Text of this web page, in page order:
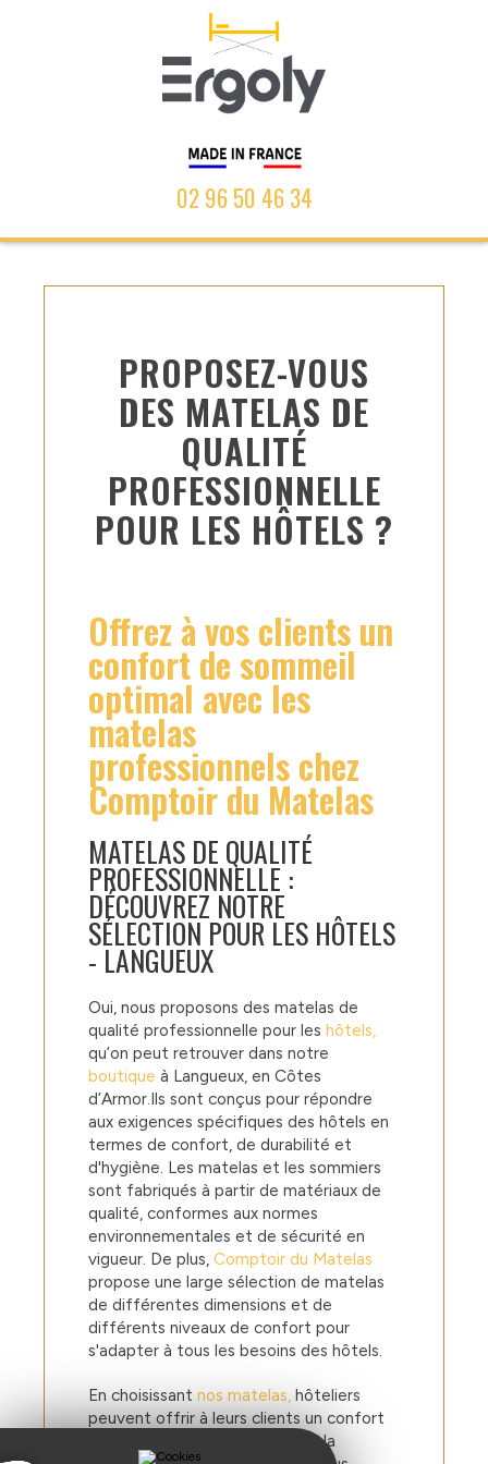
02 96 50 46 34
PROPOSEZ-VOUS
DES MATELAS DE
QUALITÉ
PROFESSIONNELLE
POUR LES HÔTELS ?
Offrez à vos clients un
confort de sommeil
optimal avec les
matelas
professionnels chez
Comptoir du Matelas
MATELAS DE QUALITÉ
PROFESSIONNELLE :
DÉCOUVREZ NOTRE
SÉLECTION POUR LES HÔTELS
- LANGUEUX
Oui, nous proposons des matelas de
qualité professionnelle pour les hôtels,
qu’on peut retrouver dans notre
boutique à Langueux, en Côtes
d’Armor.Ils sont conçus pour répondre
aux exigences spécifiques des hôtels en
termes de confort, de durabilité et
d'hygiène. Les matelas et les sommiers
sont fabriqués à partir de matériaux de
qualité, conformes aux normes
environnementales et de sécurité en
vigueur. De plus, Comptoir du Matelas
propose une large sélection de matelas
de différentes dimensions et de
différents niveaux de confort pour
s'adapter à tous les besoins des hôtels.
En choisissant nos matelas, hôteliers
peuvent offrir à leurs clients un confort
de sommeil optimal et garantir la